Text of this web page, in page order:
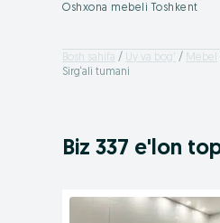
Oshxona mebeli Toshkent
Bosh sahifa Uy va bog' Mebel
Sirg‘ali tumani
Biz 337 e'lon